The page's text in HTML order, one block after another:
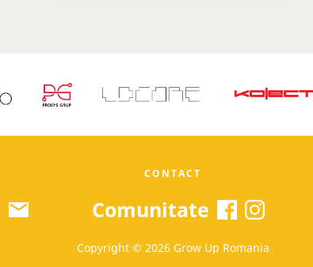
CONTACT
Comunitate
Copyright © 2026 Grow Up Romania